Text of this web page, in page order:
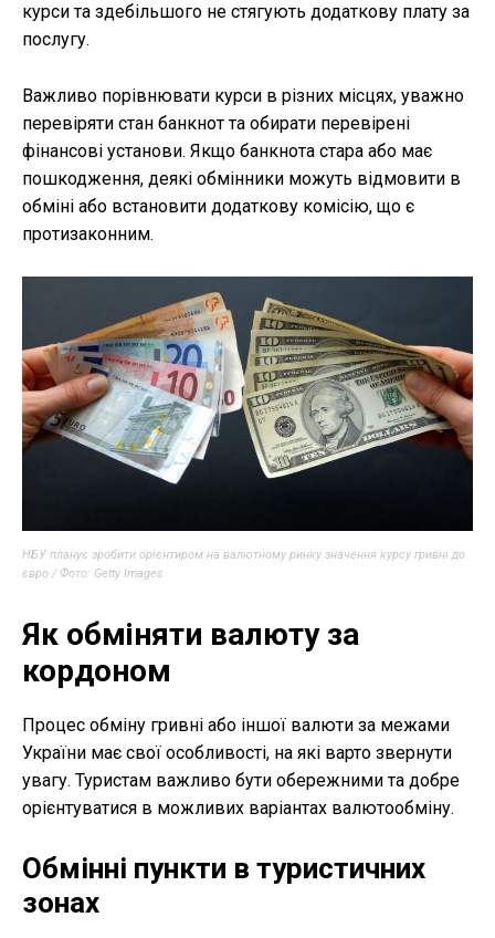
курси та здебільшого не стягують додаткову плату за
послугу.
Важливо порівнювати курси в різних місцях, уважно
перевіряти стан банкнот та обирати перевірені
фінансові установи. Якщо банкнота стара або має
пошкодження, деякі обмінники можуть відмовити в
обміні або встановити додаткову комісію, що є
протизаконним.
НБУ планує зробити орієнтиром на валютному ринку значення курсу гривні до
євро / Фото: Getty Images
Як обміняти валюту за
кордоном
Процес обміну гривні або іншої валюти за межами
України має свої особливості, на які варто звернути
увагу. Туристам важливо бути обережними та добре
орієнтуватися в можливих варіантах валютообміну.
Обмінні пункти в туристичних
зонах